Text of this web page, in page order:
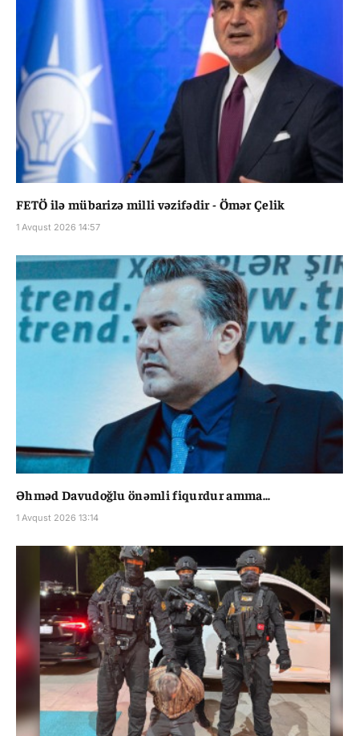
FETÖ ilə mübarizə milli vəzifədir - Ömər Çelik
1 Avqust 2026 14:57
Əhməd Davudoğlu önəmli fiqurdur amma...
1 Avqust 2026 13:14